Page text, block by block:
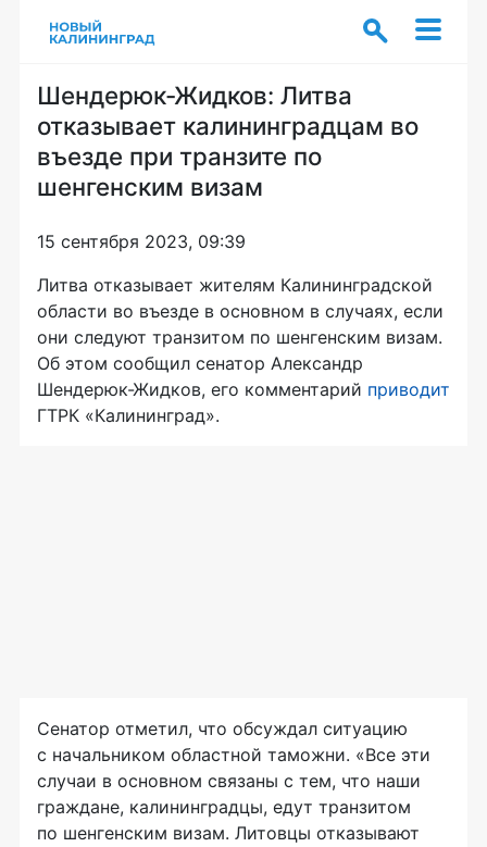
Шендерюк-Жидков: Литва
отказывает калининградцам во
въезде при транзите по
шенгенским визам
15 сентября 2023, 09:39
Литва отказывает жителям Калининградской
области во въезде в основном в случаях, если
они следуют транзитом по шенгенским визам.
Об этом сообщил сенатор Александр
Шендерюк-Жидков, его комментарий приводит
ГТРК «Калининград».
Сенатор отметил, что обсуждал ситуацию
с начальником областной таможни. «Все эти
случаи в основном связаны с тем, что наши
граждане, калининградцы, едут транзитом
по шенгенским визам. Литовцы отказывают